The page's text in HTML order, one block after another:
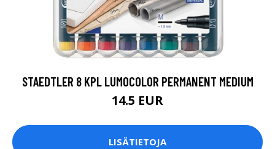
STAEDTLER 8 KPL LUMOCOLOR PERMANENT MEDIUM
14.5 EUR
LISÄTIETOJA